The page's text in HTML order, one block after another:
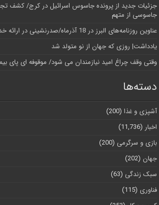
جزئیات جدید از پرونده جاسوس اسرائیل در کرج/‌ کشف
جاسوسی از متهم
عناوین روزنامه‌های البرز در ‌18 آذرماه/صدرنشینی در ارائه خدمات زایمان بی‌درد
یادداشت| روزی که جهان از نو متولد شد
وقتی وقف چراغ امید نیازمندان می شود/ موقوفه ای پای
دسته‌ها
آشپزی و غذا (200)
اخبار (11,736)
بازی و سرگرمی (200)
جهان (202)
سبک زندگی (63)
فناوری (115)